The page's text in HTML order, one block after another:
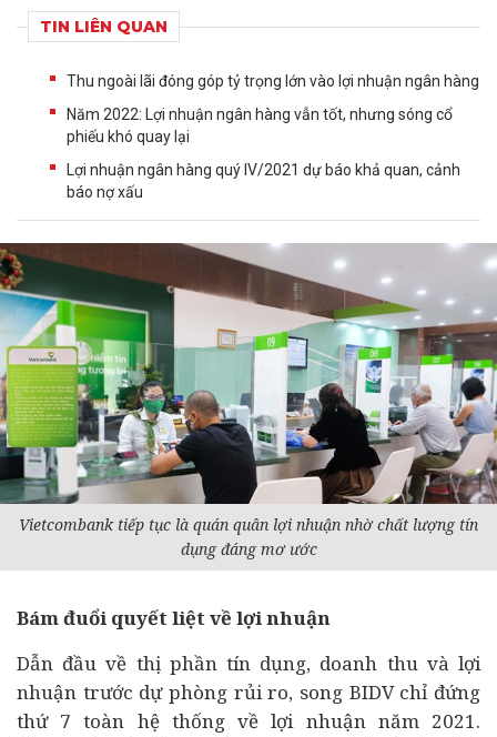
TIN LIÊN QUAN
Thu ngoài lãi đóng góp tỷ trọng lớn vào lợi nhuận ngân hàng
Năm 2022: Lợi nhuận ngân hàng vẫn tốt, nhưng sóng cổ
phiếu khó quay lại
Lợi nhuận ngân hàng quý IV/2021 dự báo khả quan, cảnh
báo nợ xấu
Vietcombank tiếp tục là quán quân lợi nhuận nhờ chất lượng tín
dụng đáng mơ ước
Bám đuổi quyết liệt về lợi nhuận
Dẫn đầu về thị phần tín dụng, doanh thu và lợi
nhuận trước dự phòng rủi ro, song BIDV chỉ đứng
thứ 7 toàn hệ thống về lợi nhuận năm 2021.